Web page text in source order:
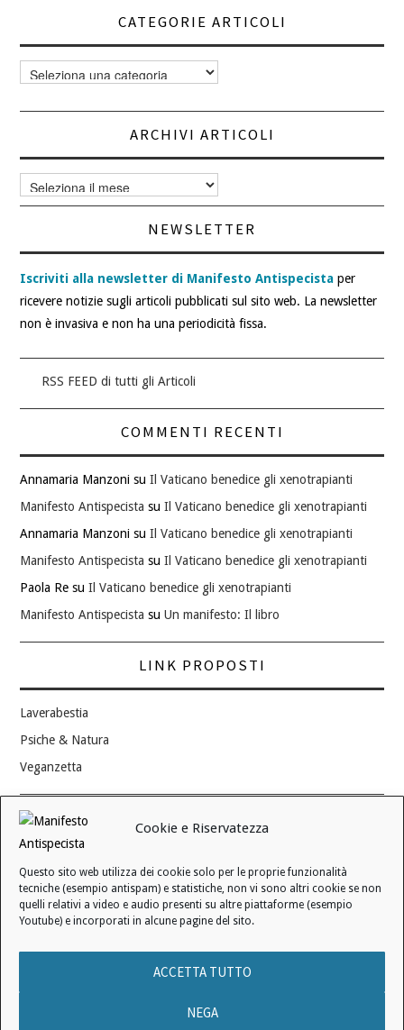
Cookie e Riservatezza
Questo sito web utilizza dei cookie solo per le proprie funzionalità
tecniche (esempio antispam) e statistiche, non vi sono altri cookie se non
quelli relativi a video e audio presenti su altre piattaforme (esempio
Youtube) e incorporati in alcune pagine del sito.
ACCETTA TUTTO
NEGA
CATEGORIE ARTICOLI
Categorie
articoli
ARCHIVI ARTICOLI
Archivi
articoli
NEWSLETTER
Iscriviti alla newsletter di Manifesto Antispecista per
ricevere notizie sugli articoli pubblicati sul sito web. La newsletter
non è invasiva e non ha una periodicità fissa.
RSS FEED di tutti gli Articoli
COMMENTI RECENTI
Annamaria Manzoni suIl Vaticano benedice gli xenotrapianti
Manifesto Antispecista suIl Vaticano benedice gli xenotrapianti
Annamaria Manzoni suIl Vaticano benedice gli xenotrapianti
Manifesto Antispecista suIl Vaticano benedice gli xenotrapianti
Paola Re suIl Vaticano benedice gli xenotrapianti
Manifesto Antispecista suUn manifesto: Il libro
LINK PROPOSTI
Laverabestia
Psiche & Natura
Veganzetta
Modifica consenso ai cookie
REVOCA IL TUO CONSENSO
Stato attuale: Negato
INFORMATIVA SUI COOKIE|